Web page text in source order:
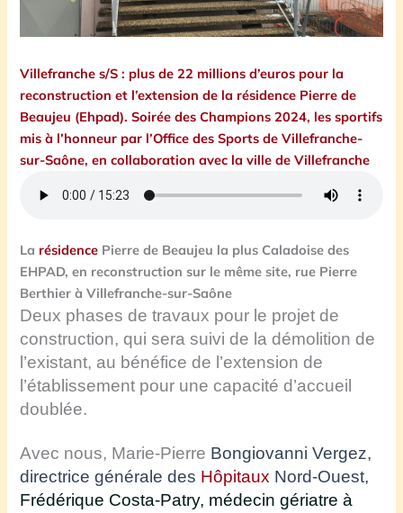
Villefranche s/S : plus de 22 millions d’euros pour la
reconstruction et l’extension de la résidence Pierre de
Beaujeu (Ehpad). Soirée des Champions 2024, les sportifs
mis à l’honneur par l’Office des Sports de Villefranche-
sur-Saône, en collaboration avec la ville de Villefranche
La résidence Pierre de Beaujeu la plus Caladoise des
EHPAD, en reconstruction sur le même site, rue Pierre
Berthier à Villefranche-sur-Saône
Deux phases de travaux pour le projet de
construction, qui sera suivi de la démolition de
l’existant, au bénéfice de l’extension de
l’établissement pour une capacité d’accueil
doublée.
Avec nous, Marie-Pierre Bongiovanni Vergez,
directrice générale des Hôpitaux Nord-Ouest,
Frédérique Costa-Patry, médecin gériatre à